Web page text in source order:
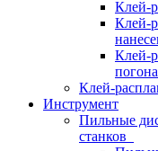
Клей-
Клей-
Клей-
Клей-
Инструмент
Пильные
станков